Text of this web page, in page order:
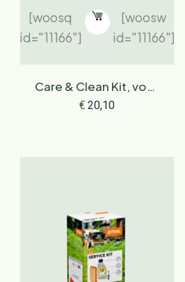
[woosq
id="11166"]
[woosw
id="11166"]
Care & Clean Kit, voor
iMOW® robotmaaiers
€20,10